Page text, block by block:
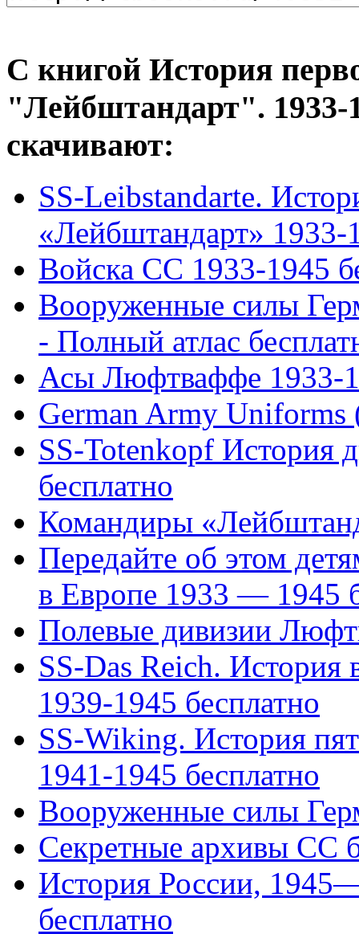
С книгой История
"Лейбштандарт". 1933-
скачивают:
SS-Leibstandarte.
«Лейбштандарт» 1933-
Войска СС 1933-1945
Вооруженные силы
- Полный атлас
Асы Люфтваффе 1933-
German Army Uniforms
SS-Totenkopf История
бесплатно
Командиры
Передайте об этом
в Европе 1933 — 1945
Полевые дивизии
SS-Das Reich.
1939-1945 бесплатно
SS-Wiking. История
1941-1945 бесплатно
Вооруженные силы
Секретные архивы СС
История России,
бесплатно